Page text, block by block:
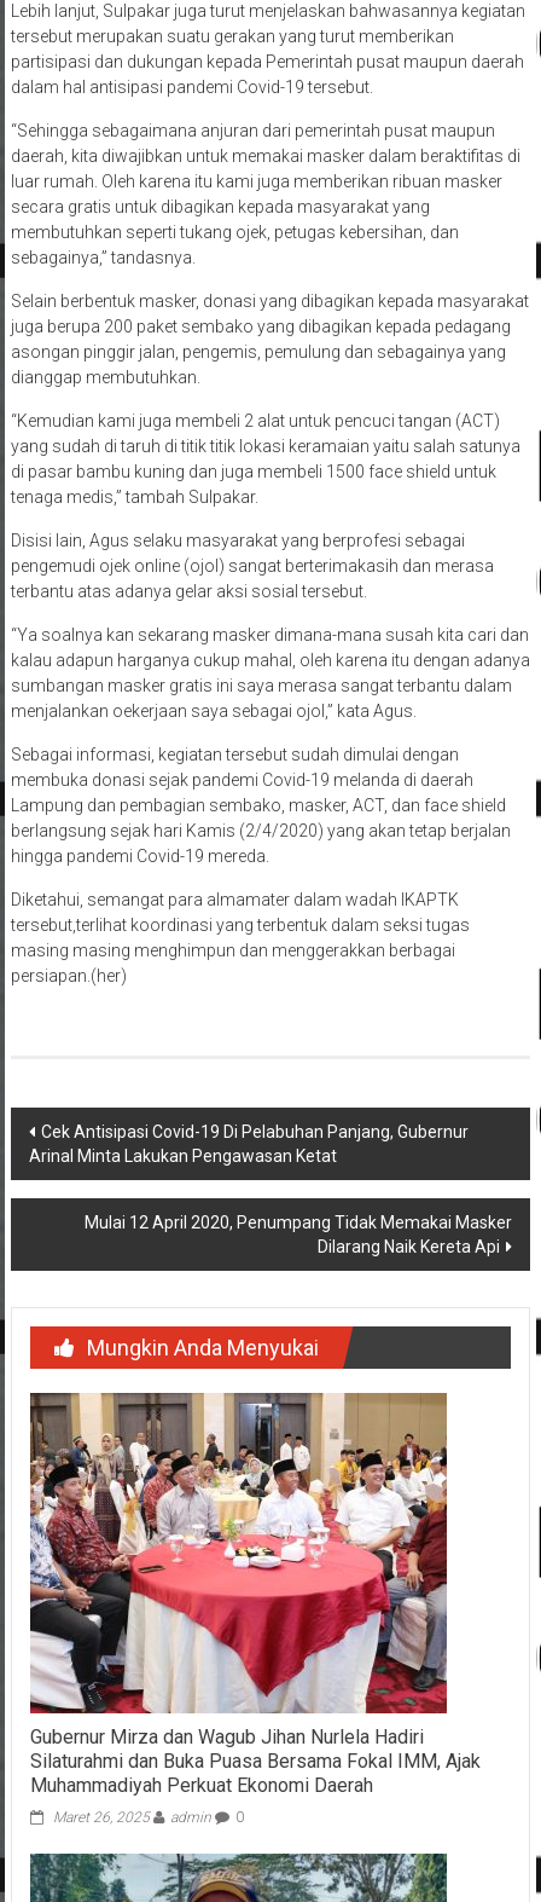
Lebih lanjut, Sulpakar juga turut menjelaskan bahwasannya kegiatan
tersebut merupakan suatu gerakan yang turut memberikan
partisipasi dan dukungan kepada Pemerintah pusat maupun daerah
dalam hal antisipasi pandemi Covid-19 tersebut.
“Sehingga sebagaimana anjuran dari pemerintah pusat maupun
daerah, kita diwajibkan untuk memakai masker dalam beraktifitas di
luar rumah. Oleh karena itu kami juga memberikan ribuan masker
secara gratis untuk dibagikan kepada masyarakat yang
membutuhkan seperti tukang ojek, petugas kebersihan, dan
sebagainya,” tandasnya.
Selain berbentuk masker, donasi yang dibagikan kepada masyarakat
juga berupa 200 paket sembako yang dibagikan kepada pedagang
asongan pinggir jalan, pengemis, pemulung dan sebagainya yang
dianggap membutuhkan.
“Kemudian kami juga membeli 2 alat untuk pencuci tangan (ACT)
yang sudah di taruh di titik titik lokasi keramaian yaitu salah satunya
di pasar bambu kuning dan juga membeli 1500 face shield untuk
tenaga medis,” tambah Sulpakar.
Disisi lain, Agus selaku masyarakat yang berprofesi sebagai
pengemudi ojek online (ojol) sangat berterimakasih dan merasa
terbantu atas adanya gelar aksi sosial tersebut.
“Ya soalnya kan sekarang masker dimana-mana susah kita cari dan
kalau adapun harganya cukup mahal, oleh karena itu dengan adanya
sumbangan masker gratis ini saya merasa sangat terbantu dalam
menjalankan oekerjaan saya sebagai ojol,” kata Agus.
Sebagai informasi, kegiatan tersebut sudah dimulai dengan
membuka donasi sejak pandemi Covid-19 melanda di daerah
Lampung dan pembagian sembako, masker, ACT, dan face shield
berlangsung sejak hari Kamis (2/4/2020) yang akan tetap berjalan
hingga pandemi Covid-19 mereda.
Diketahui, semangat para almamater dalam wadah IKAPTK
tersebut,terlihat koordinasi yang terbentuk dalam seksi tugas
masing masing menghimpun dan menggerakkan berbagai
persiapan.(her)
Navigasi
pos
Cek Antisipasi Covid-19 Di Pelabuhan Panjang, Gubernur
Arinal Minta Lakukan Pengawasan Ketat
Mulai 12 April 2020, Penumpang Tidak Memakai Masker
Dilarang Naik Kereta Api
Mungkin Anda Menyukai
Gubernur Mirza dan Wagub Jihan Nurlela Hadiri
Silaturahmi dan Buka Puasa Bersama Fokal IMM, Ajak
Muhammadiyah Perkuat Ekonomi Daerah
Maret 26, 2025 admin 0